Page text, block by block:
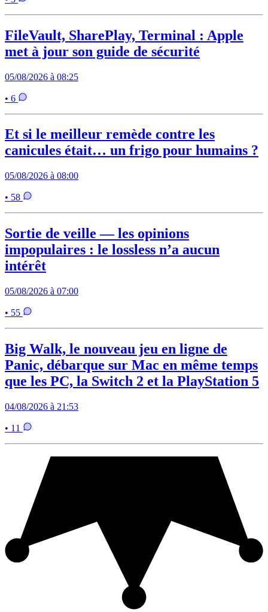
FileVault, SharePlay, Terminal : Apple
met à jour son guide de sécurité
05/08/2026 à 08:25
• 6
Et si le meilleur remède contre les
canicules était… un frigo pour humains ?
05/08/2026 à 08:00
• 58
Sortie de veille — les opinions
impopulaires : le lossless n’a aucun
intérêt
05/08/2026 à 07:00
• 55
Big Walk, le nouveau jeu en ligne de
Panic, débarque sur Mac en même temps
que les PC, la Switch 2 et la PlayStation 5
04/08/2026 à 21:53
• 11